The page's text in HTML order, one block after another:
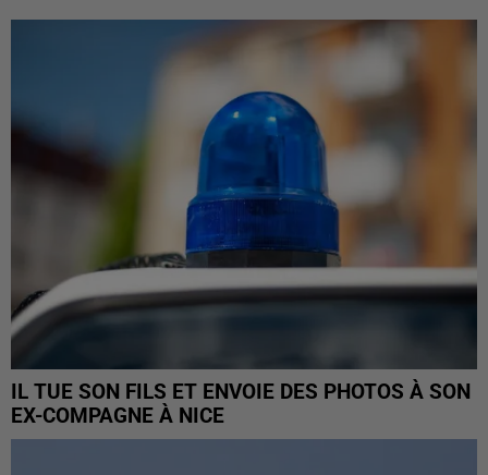
IL TUE SON FILS ET ENVOIE DES PHOTOS À SON
EX-COMPAGNE À NICE